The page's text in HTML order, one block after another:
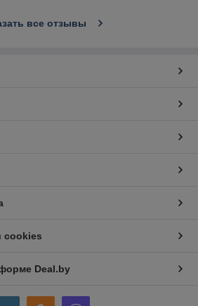
все отзывы
cookies
Deal.by